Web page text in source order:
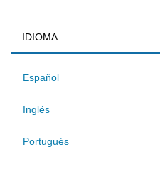
IDIOMA
Español
Inglés
Portugués